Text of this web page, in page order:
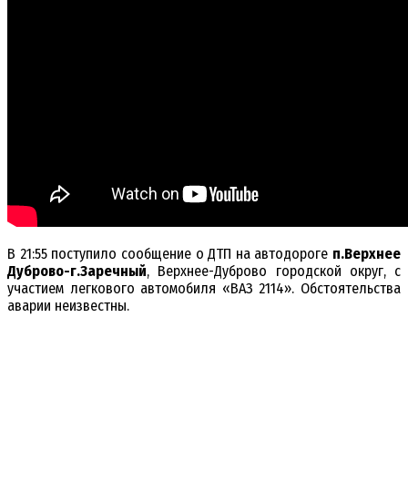
В 21:55 поступило сообщение о ДТП на автодороге п.Верхнее
Дуброво-г.Заречный, Верхнее-Дуброво городской округ, с
участием легкового автомобиля «ВАЗ 2114». Обстоятельства
аварии неизвестны.